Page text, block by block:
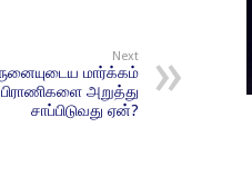
Next
மார்க்கம்
அறுத்து
சாப்பிடுவது ஏன்?